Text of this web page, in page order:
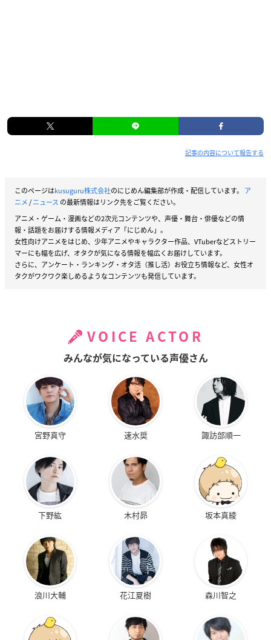
記事の内容について報告する
このページはkusuguru株式会社のにじめん編集部が作成・配信しています。 ア
ニメ/ニュース の最新情報はリンク先をご覧ください。
アニメ・ゲーム・漫画などの2次元コンテンツや、声優・舞台・俳優などの情
報・話題をお届けする情報メディア「にじめん」。
女性向けアニメをはじめ、少年アニメやキャラクター作品、VTuberなどストリー
マーにも幅を広げ、オタクが気になる情報を幅広くお届けしています。
さらに、アンケート・ランキング・オタ活（推し活）お役立ち情報など、女性オ
タクがワクワク楽しめるようなコンテンツも発信しています。
VOICE ACTOR
みんなが気になっている声優さん
宮野真守 速水奨 諏訪部順一
下野紘 木村昴 坂本真綾
浪川大輔 花江夏樹 森川智之